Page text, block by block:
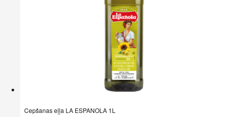
Cepšanas eļļa LA ESPANOLA 1L